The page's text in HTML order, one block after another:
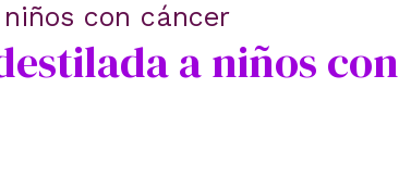
con cáncer
a niños con